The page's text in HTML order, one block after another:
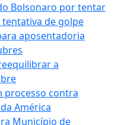
Bolsonaro por tentar
de golpe
aposentadoria
a
processo contra
América
Município de